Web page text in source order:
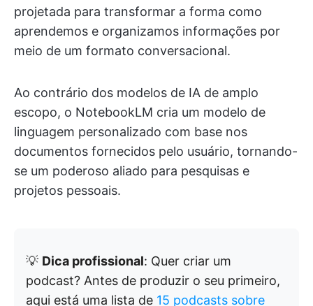
projetada para transformar a forma como
aprendemos e organizamos informações por
meio de um formato conversacional.
Ao contrário dos modelos de IA de amplo
escopo, o NotebookLM cria um modelo de
linguagem personalizado com base nos
documentos fornecidos pelo usuário, tornando-
se um poderoso aliado para pesquisas e
projetos pessoais.
💡 Dica profissional: Quer criar um
podcast? Antes de produzir o seu primeiro,
aqui está uma lista de 15 podcasts sobre